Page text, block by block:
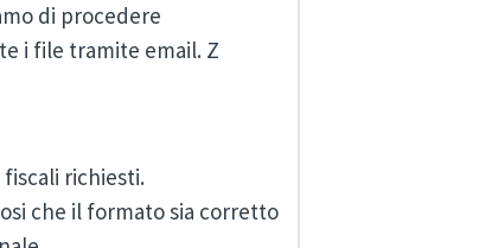
di procedere
i file tramite email. Z
richiesti.
che il formato sia corretto